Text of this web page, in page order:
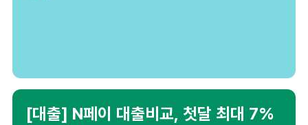
[대출] N페이 대출비교, 첫달 최대 7%